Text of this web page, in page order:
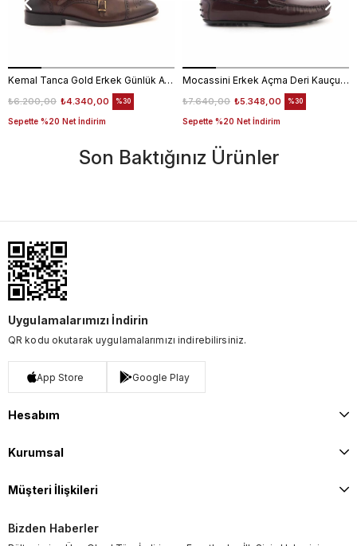
Kemal Tanca Gold Erkek Günlük Ayakkabı 6612-152
₺4.340,00
₺6.200,00
Sepette %20 Net İndirim
%30
Mocassini Erkek Açma Deri Kauçuk Taban Bordo Günlük Ayakkabı
₺5.348,00
₺7.640,00
Sepette %20 Net İndirim
%30
Son Baktığınız Ürünler
Uygulamalarımızı İndirin
QR kodu okutarak uygulamalarımızı indirebilirsiniz.
App Store Google Play
Hesabım
Kurumsal
Müşteri İlişkileri
Bizden Haberler